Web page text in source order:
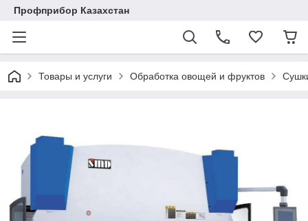
Профприбор Казахстан
Товары и услуги Обработка овощей и фруктов